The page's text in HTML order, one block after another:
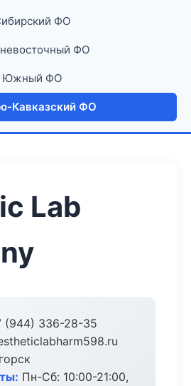
ФО
ФО
Южный ФО
Кавказский ФО
Lab
(944) 336-28-35
Пн-Сб: 10:00-21:00,